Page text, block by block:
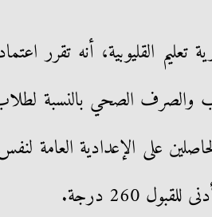
تعليم القليوبية، أنه تقرر
والصرف الصحي بالنسبة
260 درجة.